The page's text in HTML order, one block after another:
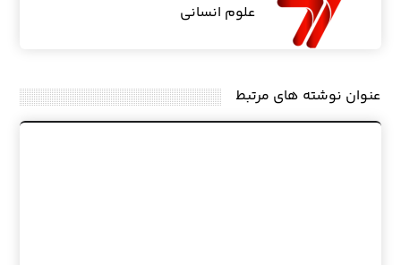
علوم انسانی
عنوان ‫نوشته های مرتبط